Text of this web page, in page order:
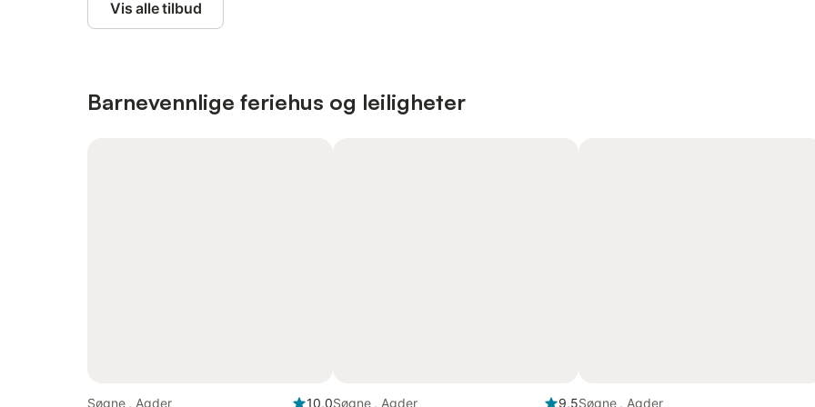
Vis alle tilbud
Barnevennlige feriehus og leiligheter
Søgne , Agder 10,0Søgne , Agder 9,5Søgne , Agder